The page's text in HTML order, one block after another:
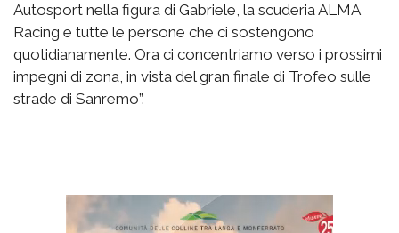
Autosport nella figura di Gabriele, la scuderia ALMA
Racing e tutte le persone che ci sostengono
quotidianamente. Ora ci concentriamo verso i prossimi
impegni di zona, in vista del gran finale di Trofeo sulle
strade di Sanremo”.